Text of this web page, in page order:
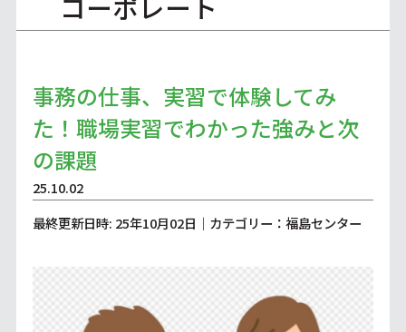
事務の仕事、実習で体験してみ
た！職場実習でわかった強みと次
の課題
25.10.02
最終更新日時: 25年10月02日｜カテゴリー：福島センター